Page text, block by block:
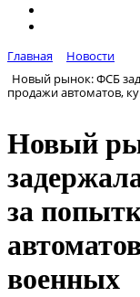
Главная
Новости
Новый рынок: ФСБ
продажи автоматов,
Новый
за
военных